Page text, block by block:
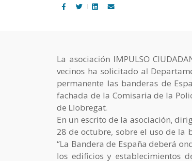
La asociación IMPULSO
vecinos ha solicitado al
permanente las banderas de
fachada de la Comisaria de la
de Llobregat.
En un escrito de la asociación,
28 de octubre, sobre el uso de la
“La Bandera de España deberá
los edificios y establecimientos